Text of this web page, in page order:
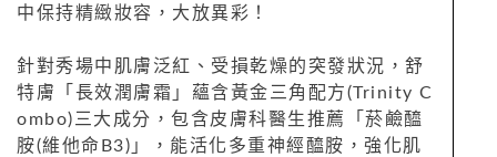
中保持精緻妝容，大放異彩！
針對秀場中肌膚泛紅、受損乾燥的突發狀況，舒
特膚「長效潤膚霜」蘊含黃金三角配方(Trinity C
ombo)三大成分，包含皮膚科醫生推薦「菸鹼醯
胺(維他命B3)」，能活化多重神經醯胺，強化肌